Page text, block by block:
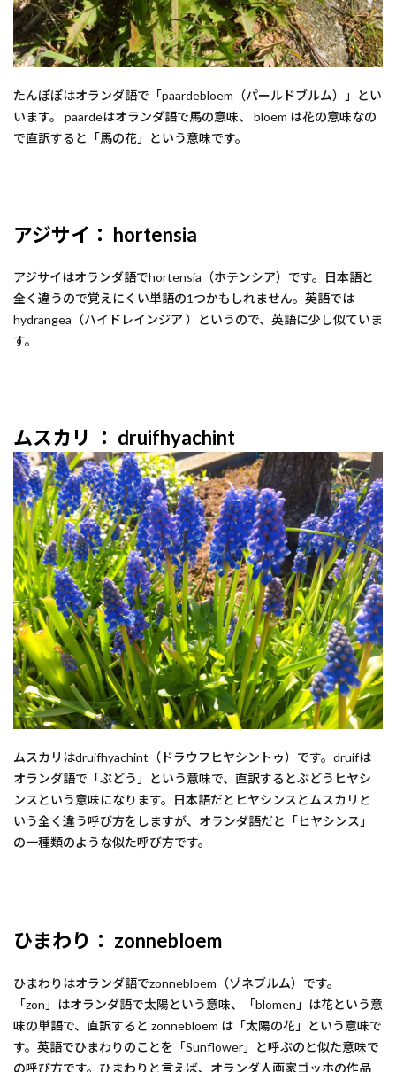
たんぽぽはオランダ語で「paardebloem（パールドブルム）」とい
います。 paardeはオランダ語で馬の意味、 bloem は花の意味なの
で直訳すると「馬の花」という意味です。
アジサイ： hortensia
アジサイはオランダ語でhortensia（ホテンシア）です。日本語と
全く違うので覚えにくい単語の1つかもしれません。英語では
hydrangea（ハイドレインジア ）というので、英語に少し似ていま
す。
ムスカリ ： druifhyachint
ムスカリはdruifhyachint（ドラウフヒヤシントゥ）です。druifは
オランダ語で「ぶどう」という意味で、直訳するとぶどうヒヤシ
ンスという意味になります。日本語だとヒヤシンスとムスカリと
いう全く違う呼び方をしますが、オランダ語だと「ヒヤシンス」
の一種類のような似た呼び方です。
ひまわり： zonnebloem
ひまわりはオランダ語でzonnebloem（ゾネブルム）です。
「zon」はオランダ語で太陽という意味、「blomen」は花という意
味の単語で、直訳すると zonnebloem は「太陽の花」という意味で
す。英語でひまわりのことを「Sunflower」と呼ぶのと似た意味で
の呼び方です。ひまわりと言えば、オランダ人画家ゴッホの作品